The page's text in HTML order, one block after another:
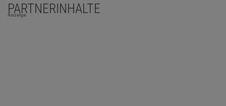
PARTNERINHALTE
Anzeige